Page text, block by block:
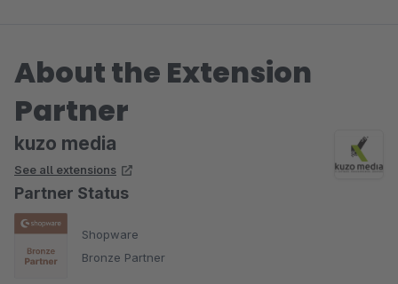
(des Shopwarebug beim Statusmailversenden
behoben.
About the Extension
Partner
kuzo media
See all extensions
Partner Status
Shopware
Bronze Partner